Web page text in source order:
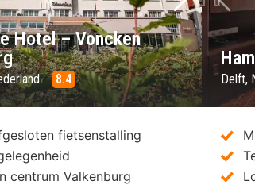
Volgende
Hotel – Voncken
8.4
fietsenstalling
centrum Valkenburg
Delft,